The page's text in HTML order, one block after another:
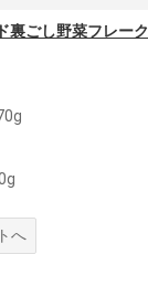
裏ごし野菜フレーク
へ